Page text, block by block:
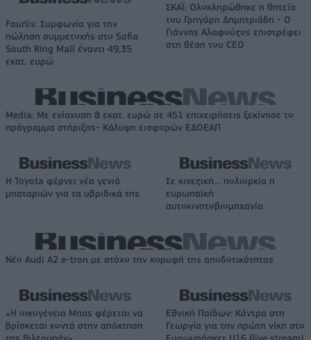
Fourlis: Συμφωνία για την
πώληση συμμετοχής στο Sofia
South Ring Mall έναντι 49,35
εκατ. ευρώ
ΣΚΑΪ: Ολοκληρώθηκε η θητεία
του Γρηγόρη Δημητριάδη - Ο
Γιάννης Αλαφούζος επιστρέφει
στη θέση του CEO
Media: Με ενίσχυση 8 εκατ. ευρώ σε 451 επιχειρήσεις ξεκίνησε το
πρόγραμμα στήριξης- Κάλυψη εισφορών ΕΔΟΕΑΠ
Η Toyota φέρνει νέα γενιά
μπαταριών για τα υβριδικά της
Σε κινεζική… πολιορκία η
ευρωπαϊκή
αυτοκινητοβιομηχανία
Νέο Audi A2 e-tron με στόχο την κορυφή της αποδοτικότητας
«Η οικογένεια Μπας φέρεται να
βρίσκεται κοντά στην απόκτηση
της Βιλερμπάν»
Εθνική Παίδων: Κόντρα στη
Γεωργία για την πρώτη νίκη στο
Ευρωμπάσκετ U16 (live stream)